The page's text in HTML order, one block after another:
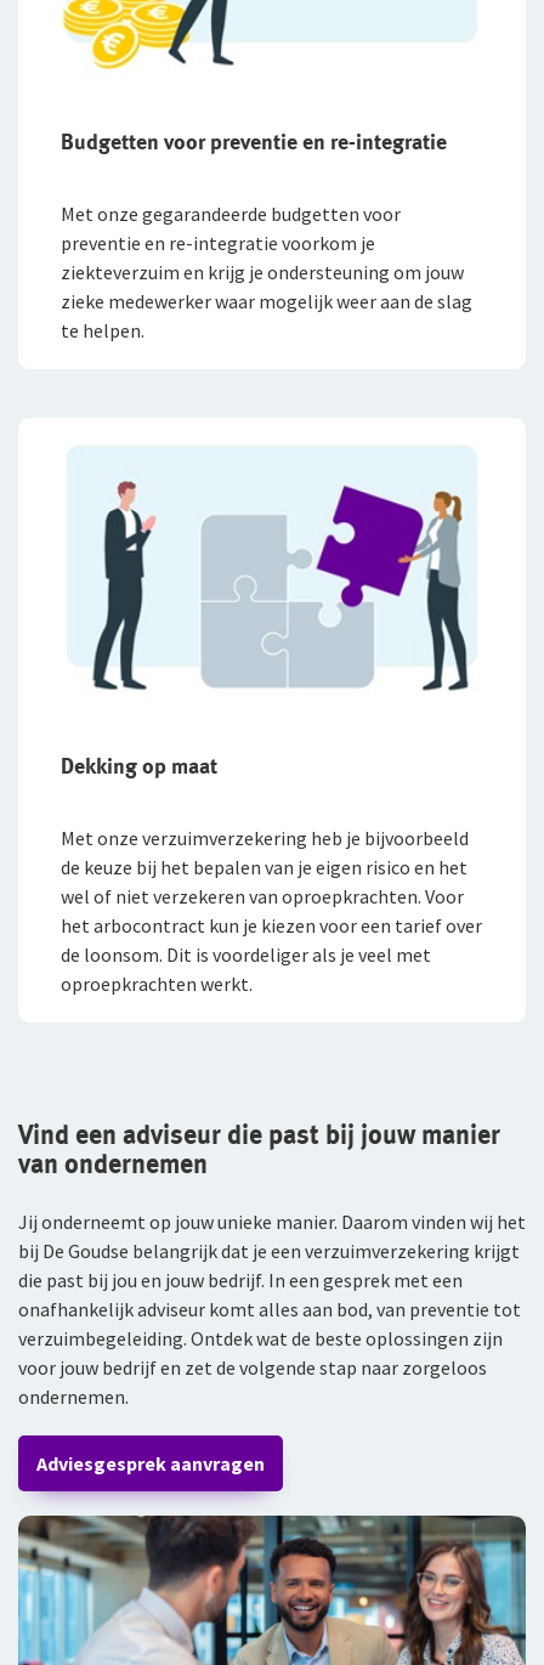
Budgetten voor preventie en re-integratie
Met onze gegarandeerde budgetten voor
preventie en re-integratie voorkom je
ziekteverzuim en krijg je ondersteuning om jouw
zieke medewerker waar mogelijk weer aan de slag
te helpen.
Dekking op maat
Met onze verzuimverzekering heb je bijvoorbeeld
de keuze bij het bepalen van je eigen risico en het
wel of niet verzekeren van oproepkrachten. Voor
het arbocontract kun je kiezen voor een tarief over
de loonsom. Dit is voordeliger als je veel met
oproepkrachten werkt.
Vind een adviseur die past bij jouw manier
van ondernemen
Jij onderneemt op jouw unieke manier. Daarom vinden wij het
bij De Goudse belangrijk dat je een verzuimverzekering krijgt
die past bij jou en jouw bedrijf. In een gesprek met een
onafhankelijk adviseur komt alles aan bod, van preventie tot
verzuimbegeleiding. Ontdek wat de beste oplossingen zijn
voor jouw bedrijf en zet de volgende stap naar zorgeloos
ondernemen.
Adviesgesprek aanvragen